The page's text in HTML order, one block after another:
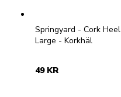
Springyard - Cork Heel
Large - Korkhäl
49 KR